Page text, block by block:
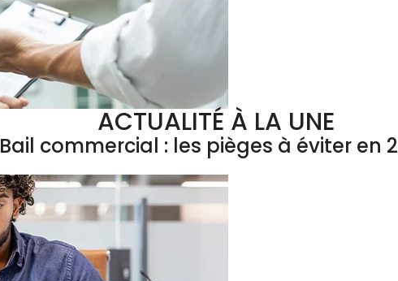
ACTUALITÉ À LA UNE
Bail commercial : les pièges à éviter en